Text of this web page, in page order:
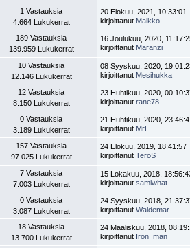
1 Vastauksia
4.664 Lukukerrat
20 Elokuu, 2021, 10:33:01
kirjoittanut Maikko
189 Vastauksia
139.959 Lukukerrat
16 Joulukuu, 2020,
kirjoittanut Maranzi
10 Vastauksia
12.146 Lukukerrat
08 Syyskuu, 2020,
kirjoittanut Mesihukka
12 Vastauksia
8.150 Lukukerrat
23 Huhtikuu, 2020,
kirjoittanutrane78
0 Vastauksia
3.189 Lukukerrat
21 Huhtikuu, 2020,
kirjoittanut MrE
157 Vastauksia
97.025 Lukukerrat
24 Elokuu, 2019, 18:41:57
kirjoittanutTeroS
7 Vastauksia
7.003 Lukukerrat
15 Lokakuu, 2018,
kirjoittanutsamiwhat
0 Vastauksia
3.087 Lukukerrat
24 Syyskuu, 2018,
kirjoittanutWaldemar
18 Vastauksia
13.700 Lukukerrat
24 Maaliskuu, 2018,
kirjoittanut Iron_man